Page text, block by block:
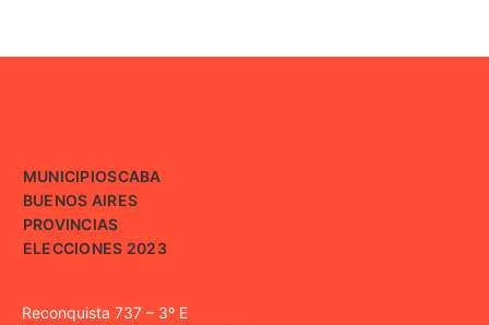
MUNICIPIOSCABA
BUENOS AIRES
PROVINCIAS
ELECCIONES 2023
Reconquista 737 – 3º E